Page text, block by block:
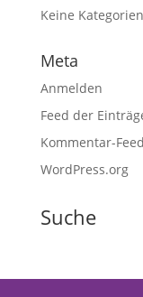
Keine Kategorien
Meta
Anmelden
Feed der
Kommentar-Feed
WordPress.org
Suche